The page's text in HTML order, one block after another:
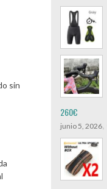
sin
260€
junio 5, 2026,